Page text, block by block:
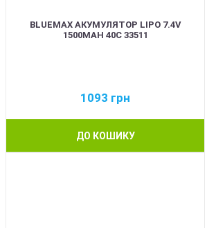
BLUEMAX АКУМУЛЯТОР LIPO 7.4V
1500MAH 40C 33511
1093 грн
ДО КОШИКУ